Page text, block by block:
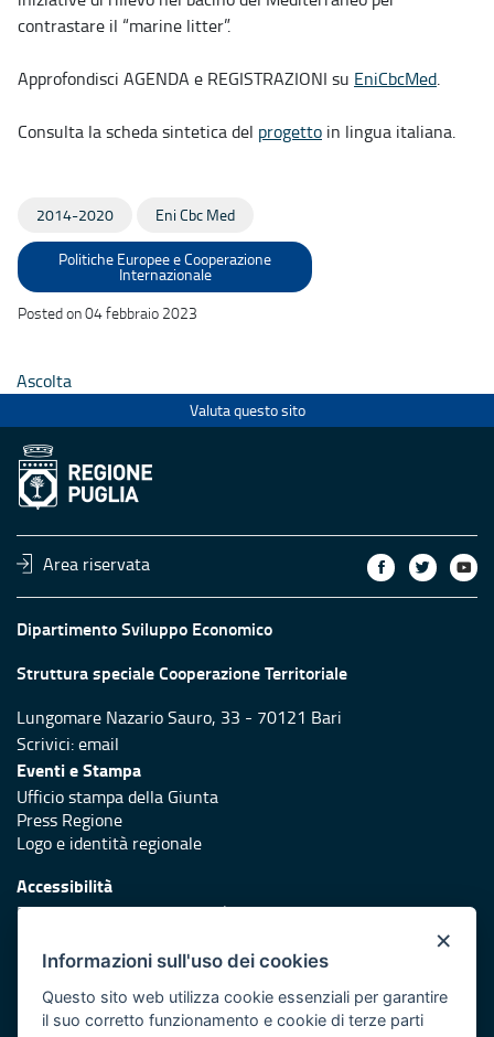
contrastare il “marine litter”.
Approfondisci AGENDA e REGISTRAZIONI su EniCbcMed.
Consulta la scheda sintetica del progetto in lingua italiana.
2014-2020 Eni Cbc Med
Politiche Europee e Cooperazione
Internazionale
Posted on 04 febbraio 2023
Ascolta
Valuta questo sito
Area riservata
Dipartimento Sviluppo Economico
Struttura speciale Cooperazione Territoriale
Lungomare Nazario Sauro, 33 - 70121 Bari
Scrivici:email
Eventi e Stampa
Ufficio stampa della Giunta
Press Regione
Logo e identità regionale
Accessibilità
Dichiarazione di accessibilità
Redazione
Protezione civile
×
Informazioni sull'uso dei cookies
Questo sito web utilizza cookie essenziali per garantire
il suo corretto funzionamento e cookie di terze parti